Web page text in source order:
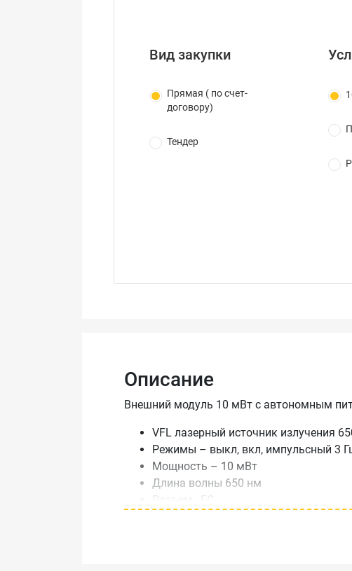
Описание
Внешний модуль 10 мВт с автономным
VFL лазерный источник излучения
Режимы – выкл, вкл, импульсный 3
Мощность – 10 мВт
Длина волны 650 нм
Разъем - FC
Вид закупки
Прямая ( по счет-
договору)
Тендер